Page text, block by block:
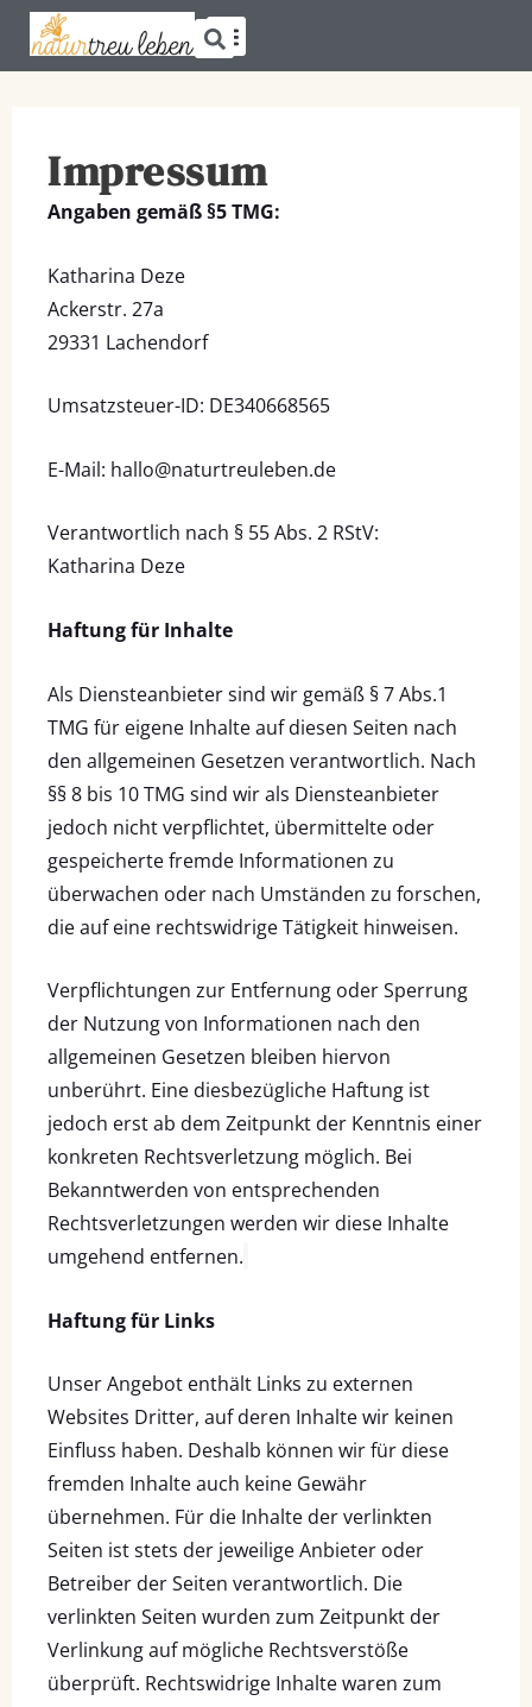
Zum
Inhalt
Menü
Suche
Impressum
Angaben gemäß §5 TMG:
Katharina Deze
Ackerstr. 27a
29331 Lachendorf
Umsatzsteuer-ID: DE340668565
E-Mail: hallo@naturtreuleben.de
Verantwortlich nach § 55 Abs. 2 RStV:
Katharina Deze
Haftung für Inhalte
Als Diensteanbieter sind wir gemäß § 7 Abs.1
TMG für eigene Inhalte auf diesen Seiten nach
den allgemeinen Gesetzen verantwortlich. Nach
§§ 8 bis 10 TMG sind wir als Diensteanbieter
jedoch nicht verpflichtet, übermittelte oder
gespeicherte fremde Informationen zu
überwachen oder nach Umständen zu forschen,
die auf eine rechtswidrige Tätigkeit hinweisen.
Verpflichtungen zur Entfernung oder Sperrung
der Nutzung von Informationen nach den
allgemeinen Gesetzen bleiben hiervon
unberührt. Eine diesbezügliche Haftung ist
jedoch erst ab dem Zeitpunkt der Kenntnis einer
konkreten Rechtsverletzung möglich. Bei
Bekanntwerden von entsprechenden
Rechtsverletzungen werden wir diese Inhalte
umgehend entfernen.
Haftung für Links
Unser Angebot enthält Links zu externen
Websites Dritter, auf deren Inhalte wir keinen
Einfluss haben. Deshalb können wir für diese
fremden Inhalte auch keine Gewähr
übernehmen. Für die Inhalte der verlinkten
Seiten ist stets der jeweilige Anbieter oder
Betreiber der Seiten verantwortlich. Die
verlinkten Seiten wurden zum Zeitpunkt der
Verlinkung auf mögliche Rechtsverstöße
überprüft. Rechtswidrige Inhalte waren zum